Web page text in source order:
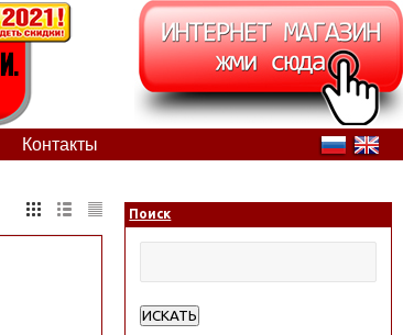
Контакты
Поиск
ИСКАТЬ